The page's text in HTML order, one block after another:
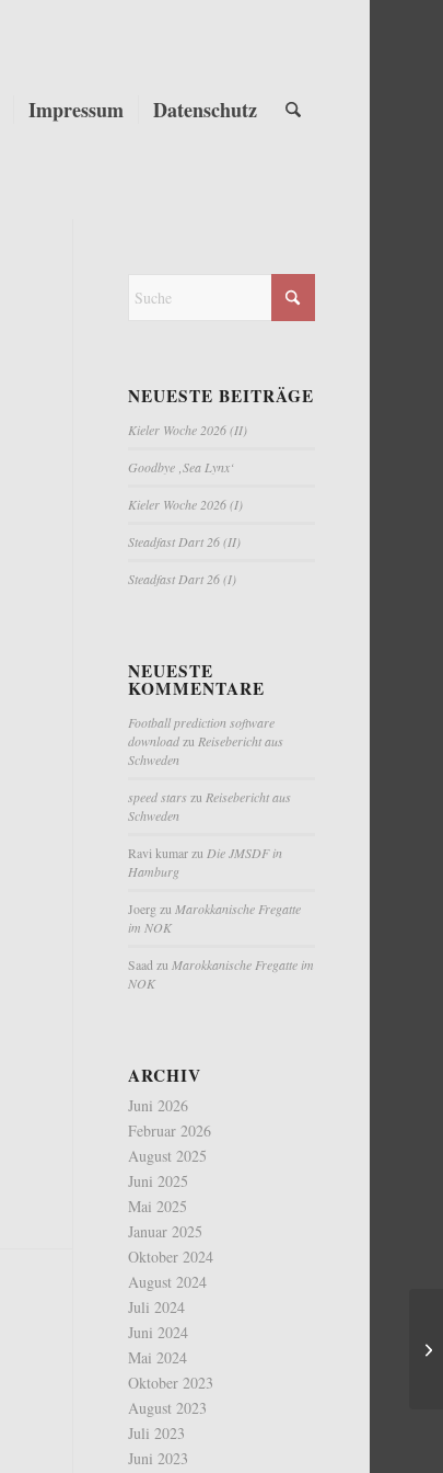
Impressum Datenschutz
NEUESTE BEITRÄGE
Kieler Woche 2026 (II)
Goodbye ‚Sea Lynx‘
Kieler Woche 2026 (I)
Steadfast Dart 26 (II)
Steadfast Dart 26 (I)
NEUESTE
KOMMENTARE
Football prediction software
downloadzu Reisebericht aus
Schweden
speed stars zu Reisebericht aus
Schweden
Ravi kumarzu Die JMSDF in
Hamburg
Joerg zu Marokkanische Fregatte
im NOK
Saad zu Marokkanische Fregatte im
NOK
ARCHIV
Juni 2026
Februar 2026
August 2025
Juni 2025
Mai 2025
Januar 2025
Oktober 2024
August 2024
Juli 2024
Juni 2024
Mai 2024
Oktober 2023
August 2023
Juli 2023
Juni 2023